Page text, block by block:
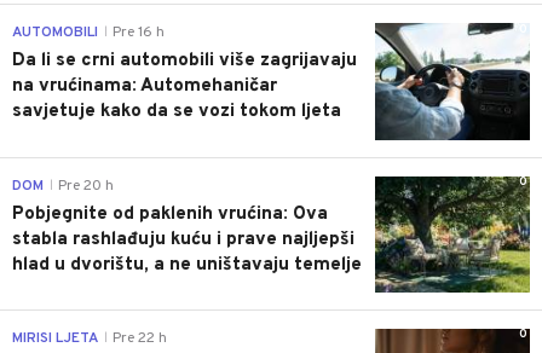
0
AUTOMOBILI Pre 16 h
Da li se crni automobili više zagrijavaju
na vrućinama: Automehaničar
savjetuje kako da se vozi tokom ljeta
0
DOM Pre 20 h
Pobjegnite od paklenih vrućina: Ova
stabla rashlađuju kuću i prave najljepši
hlad u dvorištu, a ne uništavaju temelje
0
MIRISI LJETA Pre 22 h